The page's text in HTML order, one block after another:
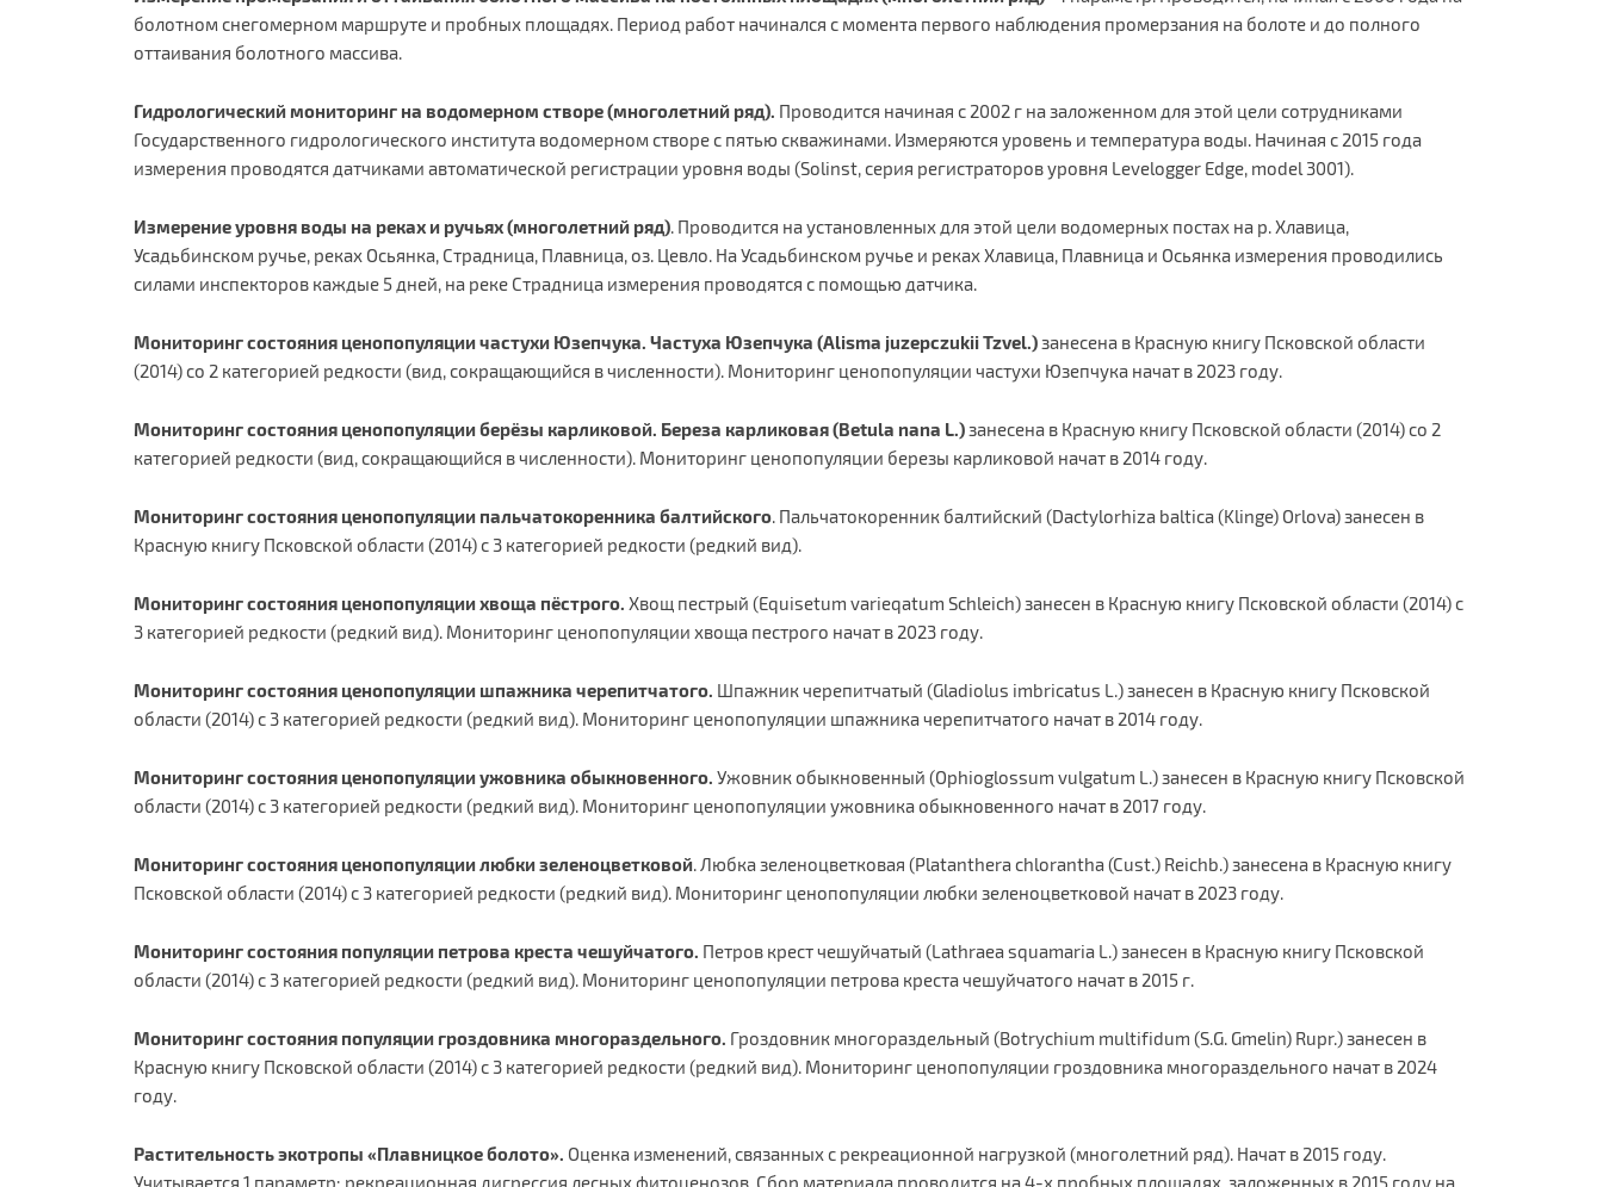
болотном снегомерном маршруте и пробных площадях. Период работ начинался с момента первого наблюдения промерзания на болоте и до полного
оттаивания болотного массива.
Гидрологический мониторинг на водомерном створе (многолетний ряд). Проводится начиная с 2002 г на заложенном для этой цели сотрудниками
Государственного гидрологического института водомерном створе с пятью скважинами. Измеряются уровень и температура воды. Начиная с 2015 года
измерения проводятся датчиками автоматической регистрации уровня воды (Solinst, серия регистраторов уровня Levelogger Edge, model 3001).
Измерение уровня воды на реках и ручьях (многолетний ряд). Проводится на установленных для этой цели водомерных постах на р. Хлавица,
Усадьбинском ручье, реках Осьянка, Страдница, Плавница, оз. Цевло. На Усадьбинском ручье и реках Хлавица, Плавница и Осьянка измерения проводились
силами инспекторов каждые 5 дней, на реке Страдница измерения проводятся с помощью датчика.
Мониторинг состояния ценопопуляции частухи Юзепчука. Частуха Юзепчука (Alisma juzepczukii Tzvel.) занесена в Красную книгу Псковской области
(2014) со 2 категорией редкости (вид, сокращающийся в численности). Мониторинг ценопопуляции частухи Юзепчука начат в 2023 году.
Мониторинг состояния ценопопуляции берёзы карликовой. Береза карликовая (Betula nana L.) занесена в Красную книгу Псковской области (2014) со 2
категорией редкости (вид, сокращающийся в численности). Мониторинг ценопопуляции березы карликовой начат в 2014 году.
Мониторинг состояния ценопопуляции пальчатокоренника балтийского. Пальчатокоренник балтийский (Dactylorhiza baltica (Klinge) Orlova) занесен в
Красную книгу Псковской области (2014) с 3 категорией редкости (редкий вид).
Мониторинг состояния ценопопуляции хвоща пёстрого. Хвощ пестрый (Equisetum varieqatum Schleich) занесен в Красную книгу Псковской области (2014) с
3 категорией редкости (редкий вид). Мониторинг ценопопуляции хвоща пестрого начат в 2023 году.
Мониторинг состояния ценопопуляции шпажника черепитчатого. Шпажник черепитчатый (Gladiolus imbricatus L.) занесен в Красную книгу Псковской
области (2014) с 3 категорией редкости (редкий вид). Мониторинг ценопопуляции шпажника черепитчатого начат в 2014 году.
Мониторинг состояния ценопопуляции ужовника обыкновенного. Ужовник обыкновенный (Ophioglossum vulgatum L.) занесен в Красную книгу Псковской
области (2014) с 3 категорией редкости (редкий вид). Мониторинг ценопопуляции ужовника обыкновенного начат в 2017 году.
Мониторинг состояния ценопопуляции любки зеленоцветковой. Любка зеленоцветковая (Platanthera chlorantha (Cust.) Reichb.) занесена в Красную книгу
Псковской области (2014) с 3 категорией редкости (редкий вид). Мониторинг ценопопуляции любки зеленоцветковой начат в 2023 году.
Мониторинг состояния популяции петрова креста чешуйчатого. Петров крест чешуйчатый (Lathraea squamaria L.) занесен в Красную книгу Псковской
области (2014) с 3 категорией редкости (редкий вид). Мониторинг ценопопуляции петрова креста чешуйчатого начат в 2015 г.
Мониторинг состояния популяции гроздовника многораздельного. Гроздовник многораздельный (Botrychium multifidum (S.G. Gmelin) Rupr.) занесен в
Красную книгу Псковской области (2014) с 3 категорией редкости (редкий вид). Мониторинг ценопопуляции гроздовника многораздельного начат в 2024
году.
Растительность экотропы «Плавницкое болото». Оценка изменений, связанных с рекреационной нагрузкой (многолетний ряд). Начат в 2015 году.
Учитывается 1 параметр: рекреационная дигрессия лесных фитоценозов. Сбор материала проводится на 4-х пробных площадях, заложенных в 2015 году на